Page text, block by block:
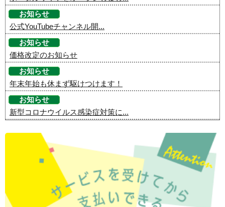
お知らせ
公式YouTubeチャンネル開...
お知らせ
価格改定のお知らせ
お知らせ
年末年始も休まず駆けつけます！
お知らせ
新型コロナウイルス感染症対策に...